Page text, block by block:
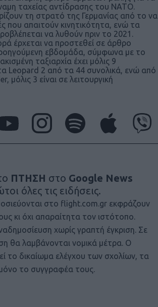
ταχείας αντίδρασης του ΝΑΤΟ.
τη στρατό της Γερμανίας από το να
που απαιτούν κινητικότητα, ενώ τα
να λυθούν πριν το 2021.
έρχεται να προστεθεί σε άρθρο
εβδομάδα, σύμφωνα με το
ταξιαρχία έχει μόλις 9
Leopard 2 από τα 44 συνολικά, ενώ από
3 είναι σε λειτουργική
ΠΤΗΣΗ στο Google News
όλες τις ειδήσεις.
στο flight.com.gr εκφράζουν
κι όχι απαραίτητα τον ιστότοπο.
χωρίς γραπτή έγκριση. Σε
θα λαμβάνονται νομικά μέτρα. Ο
το δικαίωμα ελέγχου των σχολίων, τα
το συγγραφέα τους.